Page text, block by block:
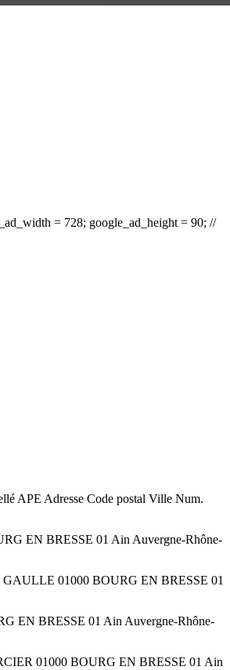
= 728; google_ad_height = 90; //
APE Adresse Code postal Ville Num.
EN BRESSE 01 Ain Auvergne-Rhône-
GAULLE 01000 BOURG EN BRESSE 01
EN BRESSE 01 Ain Auvergne-Rhône-
01000 BOURG EN BRESSE 01 Ain